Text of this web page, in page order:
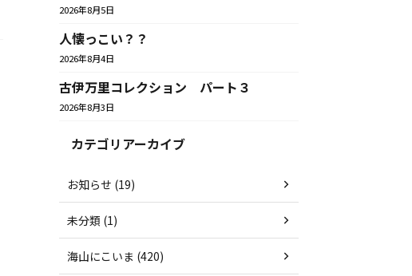
2026年8月5日
人懐っこい？？
2026年8月4日
古伊万里コレクション パート３
2026年8月3日
カテゴリアーカイブ
お知らせ (19)
未分類 (1)
海山にこいま (420)